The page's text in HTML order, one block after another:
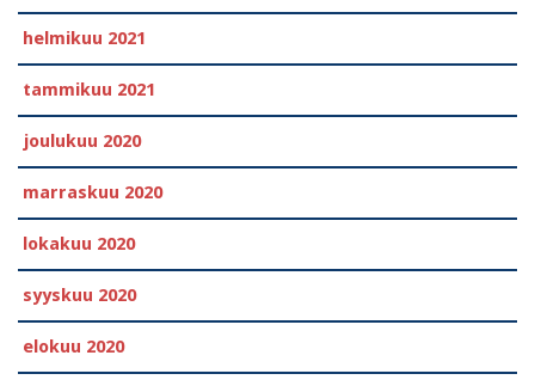
helmikuu 2021
tammikuu 2021
joulukuu 2020
marraskuu 2020
lokakuu 2020
syyskuu 2020
elokuu 2020